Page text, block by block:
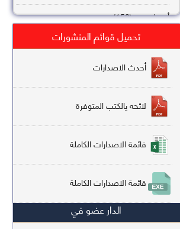
أصول فقه (158)
تاريخ (138)
فقه شافعي (132)
فقه حنفي (113)
فقه مالكي (112)
تفسير قرآن (106)
علم كلام (96)
أخلاق وتصوف (91)
تحميل قوائم المنشورات
أحدث الاصدارات
لائحه يالكتب المتوفرة
قائمة الاصدارات الكاملة
قائمة الاصدارات الكاملة
الدار عضو في